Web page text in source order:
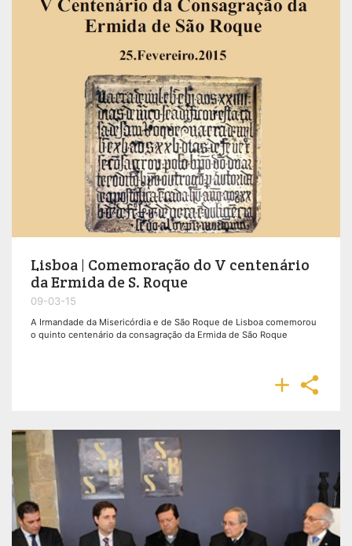
Lisboa | Comemoração do V centenário
da Ermida de S. Roque
09-03-15
A Irmandade da Misericórdia e de São Roque de Lisboa comemorou
o quinto centenário da consagração da Ermida de São Roque
 